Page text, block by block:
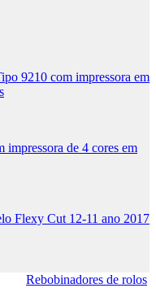
9210 com impressora em
de 4 cores em
Flexy Cut 12-11 ano 2017
Rebobinadores de rolos